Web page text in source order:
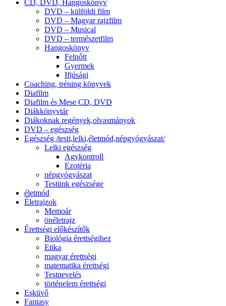
CD, DVD, Hangoskönyv
DVD – külföldi film
DVD – Magyar rajzfilm
DVD – Musical
DVD – természetfilm
Hangoskönyv
Felnőtt
Gyermek
Ifjúsági
Coaching, tréning könyvek
Diafilm
Diafilm és Mese CD, DVD
Diákkönyvtár
Diákoknak regények,olvasmányok
DVD – egészség
Egészség /testi,lelki,életmód,népgyógyászat/
Lelki egészség
Agykontroll
Ezotéria
népgyógyászat
Testünk egészsége
életmód
Életrajzok
Memoár
önéletrajz
Érettségi előkészítők
Biológia érettségihez
Etika
magyar érettségi
matematika érettségi
Testnevelés
történelem érettségi
Esküvő
Fantasy